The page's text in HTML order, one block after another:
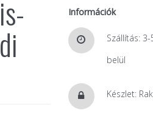
Információk
Szállítás:
belül
Készlet: